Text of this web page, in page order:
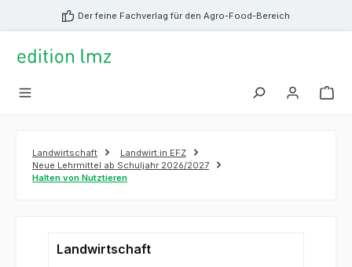
springen Der feine Fachverlag für den Agro-Food-Bereich
Landwirtschaft
Landwirt:in EFZ
Neue Lehrmittel ab Schuljahr 2026/2027
Halten von Nutztieren
Landwirtschaft